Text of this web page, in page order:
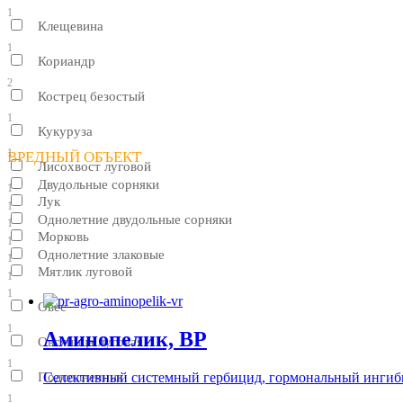
1
Клещевина
1
Кориандр
2
Кострец безостый
1
Кукуруза
1
Лисохвост луговой
1
Лук
1
Морковь
1
Мятлик луговой
1
Овес
1
Овсяница луговая
1
Подсолнечник
1
ВРЕДНЫЙ ОБЪЕКТ
Двудольные сорняки
1
Однолетние двудольные сорняки
1
Однолетние злаковые
1
Аминопелик, ВР
Селективный системный гербицид, гормональный